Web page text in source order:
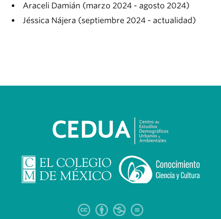
Araceli Damián (marzo 2024 - agosto 2024)
Jéssica Nájera (septiembre 2024 - actualidad)